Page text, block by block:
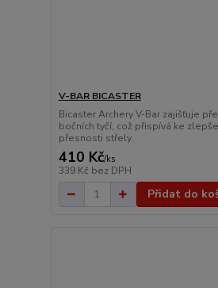
V-BAR BICASTER
Bicaster Archery V-Bar zajišťuje
bočních tyčí, což přispívá ke
přesnosti střely.
410 Kč/ks
339 Kč bez DPH
Přidat do